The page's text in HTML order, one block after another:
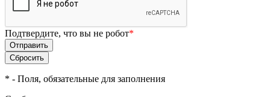
Подтвердите, что вы не робот*
* - Поля, обязательные для заполнения